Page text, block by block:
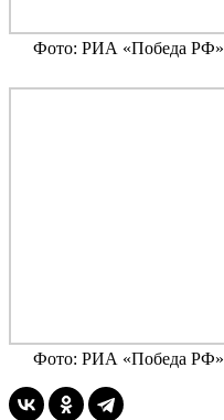
Фото: РИА «Победа РФ»
Фото: РИА «Победа РФ»